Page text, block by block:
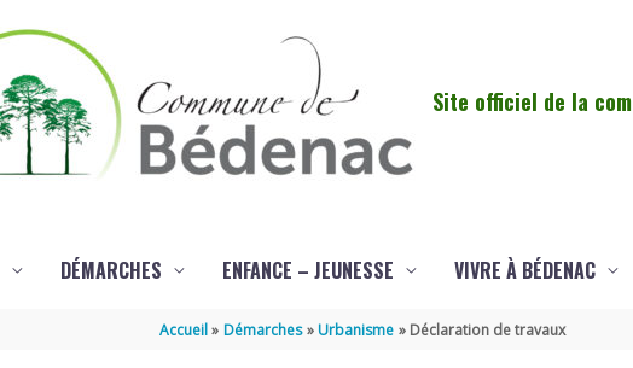
Site officiel de la
DÉMARCHES ENFANCE – JEUNESSE VIVRE À BÉDENAC
Accueil Démarches Urbanisme Déclaration de travaux